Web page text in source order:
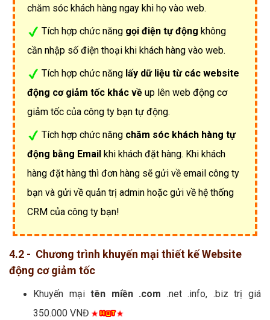
chăm sóc khách hàng ngay khi họ vào web.
Tích hợp chức năng gọi điện tự động không
cần nhập số điện thoại khi khách hàng vào web.
Tích hợp chức năng lấy dữ liệu từ các website
động cơ giảm tốc khác về up lên web động cơ
giảm tốc của công ty bạn tự động.
Tích hợp chức năng chăm sóc khách hàng tự
động bằng Email khi khách đặt hàng. Khi khách
hàng đặt hàng thì đơn hàng sẽ gửi về email công ty
bạn và gửi về quản trị admin hoặc gửi về hệ thống
CRM của công ty bạn!
4.2 - Chương trình khuyến mại thiết kế Website
động cơ giảm tốc
Khuyến mạitên miền .com .net .info, .biz trị giá
350.000 VNĐ